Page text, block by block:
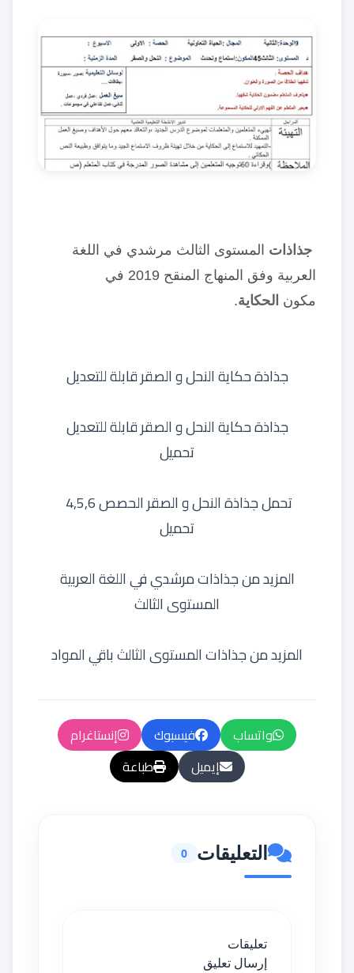
جذاذات المستوى الثالث مرشدي في اللغة
العربية وفق المنهاج المنقح 2019 في
مكون الحكاية.
جذاذة حكاية النحل و الصقر قابلة للتعديل
جذاذة حكاية النحل و الصقر قابلة للتعديل
تحميل
تحمل جذاذة النحل و الصقر الحصص 4,5,6
تحميل
المزيد منجذاذات مرشدي في اللغة العربية
المستوى الثالث
المزيد من جذاذات المستوى الثالث باقي المواد
واتساب فيسبوك
إنستاغرام
إيميل
طباعة
التعليقات 0
تعليقات
إرسال تعليق